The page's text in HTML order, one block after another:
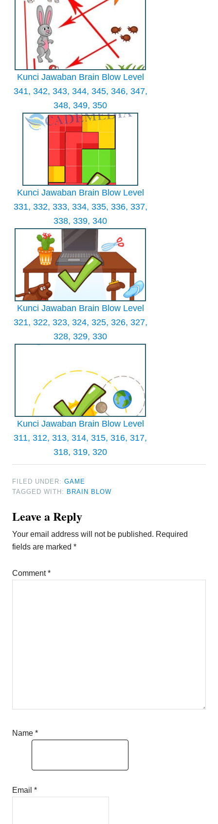
Kunci Jawaban Brain Blow Level
341, 342, 343, 344, 345, 346, 347,
348, 349, 350
Kunci Jawaban Brain Blow Level
331, 332, 333, 334, 335, 336, 337,
338, 339, 340
Kunci Jawaban Brain Blow Level
321, 322, 323, 324, 325, 326, 327,
328, 329, 330
Kunci Jawaban Brain Blow Level
311, 312, 313, 314, 315, 316, 317,
318, 319, 320
FILED UNDER:GAME
TAGGED WITH: BRAIN BLOW
Reader
Interactions
Leave a Reply
Your email address will not be published. Required
fields are marked*
Comment*
Name*
Email*